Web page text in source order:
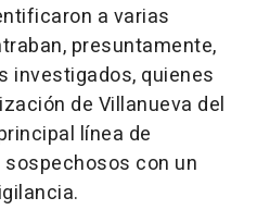
a varias
presuntamente,
investigados, quienes
de Villanueva del
línea de
con un